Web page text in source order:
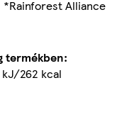
*Rainforest Alliance
termékben:
kJ/262 kcal